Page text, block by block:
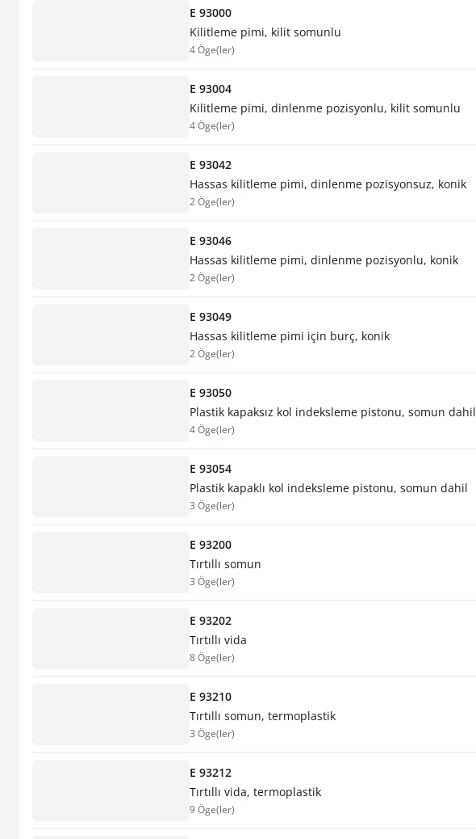
E 93000
Kilitleme pimi, kilit somunlu
4 Öge(ler)
E 93004
Kilitleme pimi, dinlenme pozisyonlu, kilit somunlu
4 Öge(ler)
E 93042
Hassas kilitleme pimi, dinlenme pozisyonsuz, konik
2 Öge(ler)
E 93046
Hassas kilitleme pimi, dinlenme pozisyonlu, konik
2 Öge(ler)
E 93049
Hassas kilitleme pimi için burç, konik
2 Öge(ler)
E 93050
Plastik kapaksız kol indeksleme pistonu, somun dahil
4 Öge(ler)
E 93054
Plastik kapaklı kol indeksleme pistonu, somun dahil
3 Öge(ler)
E 93200
Tırtıllı somun
3 Öge(ler)
E 93202
Tırtıllı vida
8 Öge(ler)
E 93210
Tırtıllı somun, termoplastik
3 Öge(ler)
E 93212
Tırtıllı vida, termoplastik
9 Öge(ler)